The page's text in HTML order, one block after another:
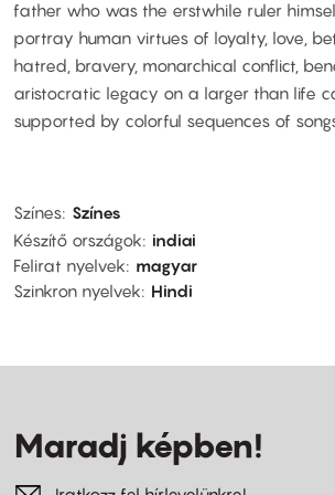
father who was the erstwhile ruler
portray human virtues of loyalty, love,
hatred, bravery, monarchical conflict,
aristocratic legacy on a larger than life
supported by colorful sequences of
Színes Színes
Készítő országok
indiai
Felirat nyelvek
magyar
Szinkron nyelvek
Hindi
Maradj képben!